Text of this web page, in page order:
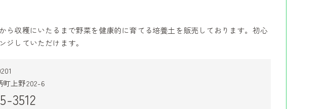
ら収穫にいたるまで野菜を健康的に育てる培養土を販売しております。初心
していただけます。
上野202-6
3512